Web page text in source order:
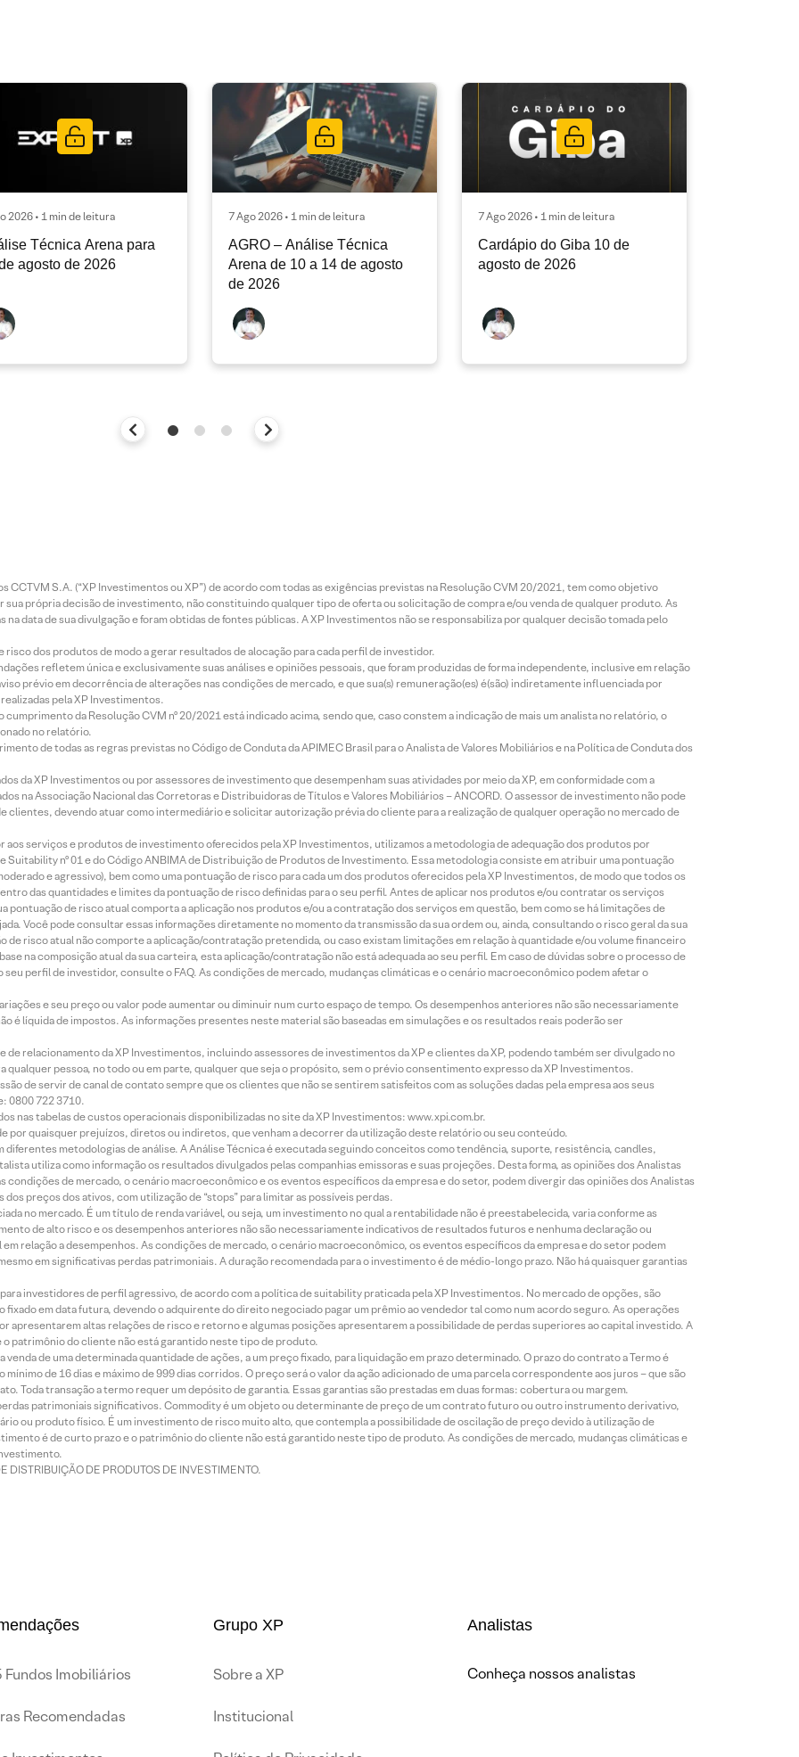
2026 • 1 min de leitura
Técnica Arena para
agosto de 2026
7 Ago 2026 • 1 min de leitura
AGRO – Análise Técnica
Arena de 10 a 14 de agosto
de 2026
7 Ago 2026 • 1 min de leitura
Cardápio do Giba 10 de
agosto de 2026
CCTVM S.A. (“XP Investimentos ou XP”) de acordo com todas as exigências previstas na Resolução CVM 20/2021, tem como objetivo
própria decisão de investimento, não constituindo qualquer tipo de oferta ou solicitação de compra e/ou venda de qualquer produto. As
data de sua divulgação e foram obtidas de fontes públicas. A XP Investimentos não se responsabiliza por qualquer decisão tomada pelo
dos produtos de modo a gerar resultados de alocação para cada perfil de investidor.
refletem única e exclusivamente suas análises e opiniões pessoais, que foram produzidas de forma independente, inclusive em relação
prévio em decorrência de alterações nas condições de mercado, e que sua(s) remuneração(es) é(são) indiretamente influenciada por
pela XP Investimentos.
da Resolução CVM nº 20/2021 está indicado acima, sendo que, caso constem a indicação de mais um analista no relatório, o
no relatório.
de todas as regras previstas no Código de Conduta da APIMEC Brasil para o Analista de Valores Mobiliários e na Política de Conduta dos
da XP Investimentos ou por assessores de investimento que desempenham suas atividades por meio da XP, em conformidade com a
na Associação Nacional das Corretoras e Distribuidoras de Títulos e Valores Mobiliários – ANCORD. O assessor de investimento não pode
devendo atuar como intermediário e solicitar autorização prévia do cliente para a realização de qualquer operação no mercado de
aos serviços e produtos de investimento oferecidos pela XP Investimentos, utilizamos a metodologia de adequação dos produtos por
nº 01 e do Código ANBIMA de Distribuição de Produtos de Investimento. Essa metodologia consiste em atribuir uma pontuação
e agressivo), bem como uma pontuação de risco para cada um dos produtos oferecidos pela XP Investimentos, de modo que todos os
das quantidades e limites da pontuação de risco definidas para o seu perfil. Antes de aplicar nos produtos e/ou contratar os serviços
de risco atual comporta a aplicação nos produtos e/ou a contratação dos serviços em questão, bem como se há limitações de
Você pode consultar essas informações diretamente no momento da transmissão da sua ordem ou, ainda, consultando o risco geral da sua
de risco atual não comporte a aplicação/contratação pretendida, ou caso existam limitações em relação à quantidade e/ou volume financeiro
na composição atual da sua carteira, esta aplicação/contratação não está adequada ao seu perfil. Em caso de dúvidas sobre o processo de
perfil de investidor, consulte o FAQ. As condições de mercado, mudanças climáticas e o cenário macroeconômico podem afetar o
e seu preço ou valor pode aumentar ou diminuir num curto espaço de tempo. Os desempenhos anteriores não são necessariamente
é líquida de impostos. As informações presentes neste material são baseadas em simulações e os resultados reais poderão ser
relacionamento da XP Investimentos, incluindo assessores de investimentos da XP e clientes da XP, podendo também ser divulgado no
qualquer pessoa, no todo ou em parte, qualquer que seja o propósito, sem o prévio consentimento expresso da XP Investimentos.
de servir de canal de contato sempre que os clientes que não se sentirem satisfeitos com as soluções dadas pela empresa aos seus
0800 722 3710.
nas tabelas de custos operacionais disponibilizadas no site da XP Investimentos: www.xpi.com.br.
por quaisquer prejuízos, diretos ou indiretos, que venham a decorrer da utilização deste relatório ou seu conteúdo.
diferentes metodologias de análise. A Análise Técnica é executada seguindo conceitos como tendência, suporte, resistência, candles,
utiliza como informação os resultados divulgados pelas companhias emissoras e suas projeções. Desta forma, as opiniões dos Analistas
condições de mercado, o cenário macroeconômico e os eventos específicos da empresa e do setor, podem divergir das opiniões dos Analistas
preços dos ativos, com utilização de “stops” para limitar as possíveis perdas.
no mercado. É um título de renda variável, ou seja, um investimento no qual a rentabilidade não é preestabelecida, varia conforme as
de alto risco e os desempenhos anteriores não são necessariamente indicativos de resultados futuros e nenhuma declaração ou
relação a desempenhos. As condições de mercado, o cenário macroeconômico, os eventos específicos da empresa e do setor podem
em significativas perdas patrimoniais. A duração recomendada para o investimento é de médio-longo prazo. Não há quaisquer garantias
investidores de perfil agressivo, de acordo com a política de suitability praticada pela XP Investimentos. No mercado de opções, são
em data futura, devendo o adquirente do direito negociado pagar um prêmio ao vendedor tal como num acordo seguro. As operações
apresentarem altas relações de risco e retorno e algumas posições apresentarem a possibilidade de perdas superiores ao capital investido. A
patrimônio do cliente não está garantido neste tipo de produto.
de uma determinada quantidade de ações, a um preço fixado, para liquidação em prazo determinado. O prazo do contrato a Termo é
de 16 dias e máximo de 999 dias corridos. O preço será o valor da ação adicionado de uma parcela correspondente aos juros – que são
Toda transação a termo requer um depósito de garantia. Essas garantias são prestadas em duas formas: cobertura ou margem.
patrimoniais significativos. Commodity é um objeto ou determinante de preço de um contrato futuro ou outro instrumento derivativo,
ou produto físico. É um investimento de risco muito alto, que contempla a possibilidade de oscilação de preço devido à utilização de
é de curto prazo e o patrimônio do cliente não está garantido neste tipo de produto. As condições de mercado, mudanças climáticas e
DISTRIBUIÇÃO DE PRODUTOS DE INVESTIMENTO.
Fundos Imobiliários
Recomendadas
Grupo XP
Sobre a XP
Institucional
Analistas
Conheça nossos analistas